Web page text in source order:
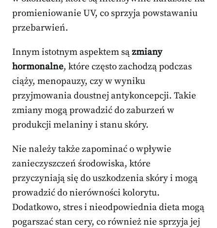
promieniowanie UV, co sprzyja powstawaniu
przebarwień.
Innym istotnym aspektem sązmiany
hormonalne, które często zachodzą podczas
ciąży, menopauzy, czy w wyniku
przyjmowania doustnej antykoncepcji. Takie
zmiany mogą prowadzić do zaburzeń w
produkcji melaniny i stanu skóry.
Nie należy także zapominać o wpływie
zanieczyszczeń środowiska, które
przyczyniają się do uszkodzenia skóry i mogą
prowadzić do nierówności kolorytu.
Dodatkowo, stres i nieodpowiednia dieta mogą
pogarszać stan cery, co również nie sprzyja jej